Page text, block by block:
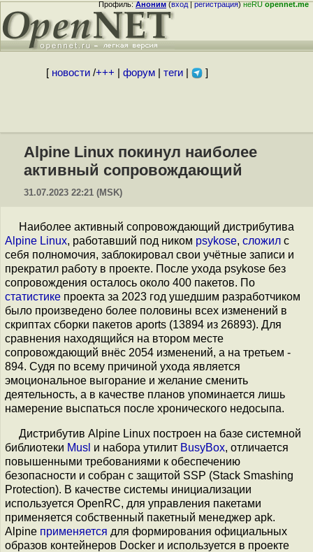
Профиль:Аноним(вход|регистрация)неRUopennet.me
[ новости/+++ форум| теги| ]
Alpine Linux покинул наиболее
активный сопровождающий
31.07.2023 22:21 (MSK)
Наиболее активный сопровождающий дистрибутива
Alpine Linux, работавший под ником psykose, сложил с
себя полномочия, заблокировал свои учётные записи и
прекратил работу в проекте. После ухода psykose без
сопровождения осталось около 400 пакетов. По
статистике проекта за 2023 год ушедшим разработчиком
было произведено более половины всех изменений в
скриптах сборки пакетов aports (13894 из 26893). Для
сравнения находящийся на втором месте
сопровождающий внёс 2054 изменений, а на третьем -
894. Судя по всему причиной ухода является
эмоциональное выгорание и желание сменить
деятельность, а в качестве планов упоминается лишь
намерение выспаться после хронического недосыпа.
Дистрибутив Alpine Linux построен на базе системной
библиотеки Musl и набора утилит BusyBox, отличается
повышенными требованиями к обеспечению
безопасности и собран с защитой SSP (Stack Smashing
Protection). В качестве системы инициализации
используется OpenRC, для управления пакетами
применяется собственный пакетный менеджер apk.
Alpine применяется для формирования официальных
образов контейнеров Docker и используется в проекте